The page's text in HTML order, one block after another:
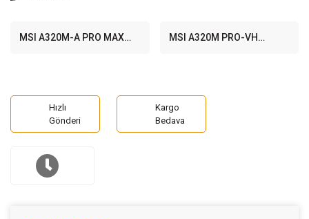
MSI A320M-A PRO MAX
MSI A320M PRO-VH
Hızlı
Gönderi
Kargo
Bedava